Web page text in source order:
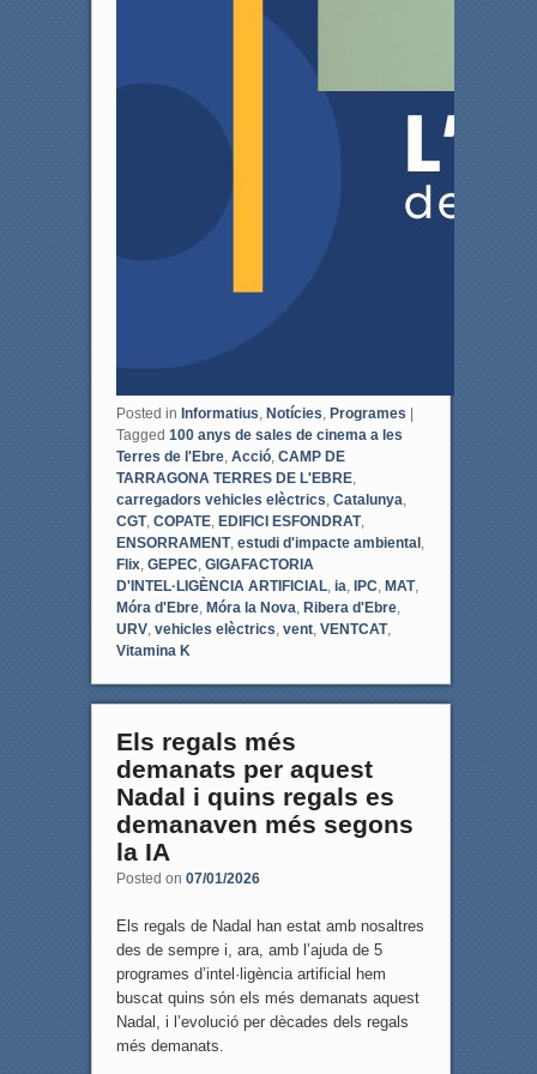
Posted in Informatius, Notícies, Programes
Tagged 100 anys de sales de cinema a les
Terres de l'Ebre, Acció, CAMP DE
TARRAGONA TERRES DE L'EBRE,
carregadors vehicles elèctrics, Catalunya,
CGT, COPATE, EDIFICI ESFONDRAT,
ENSORRAMENT, estudi d'impacte ambiental ,
Flix, GEPEC, GIGAFACTORIA
D'INTEL·LIGÈNCIA ARTIFICIAL, ia, IPC, MAT,
Móra d'Ebre, Móra la Nova, Ribera d'Ebre,
URV, vehicles elèctrics, vent, VENTCAT,
Vitamina K
Els regals més
demanats per aquest
Nadal i quins regals es
demanaven més segons
la IA
Posted on 07/01/2026
Els regals de Nadal han estat amb nosaltres
des de sempre i, ara, amb l’ajuda de 5
programes d’intel·ligència artificial hem
buscat quins són els més demanats aquest
Nadal, i l’evolució per dècades dels regals
més demanats.